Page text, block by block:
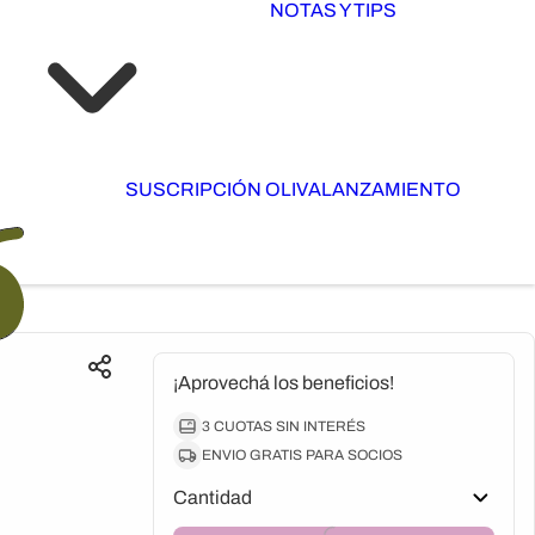
NOTAS Y TIPS
SUSCRIPCIÓN OLIVALANZAMIENTO
¡Aprovechá los beneficios!
3 CUOTAS SIN INTERÉS
ENVIO GRATIS PARA SOCIOS
Cantidad